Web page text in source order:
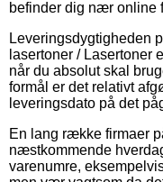
befinder dig nær online
Leveringsdygtigheden
lasertoner /
når du absolut skal
formål er det relativt
leveringsdato på det
En lang række firmaer
næstkommende
varenumre,